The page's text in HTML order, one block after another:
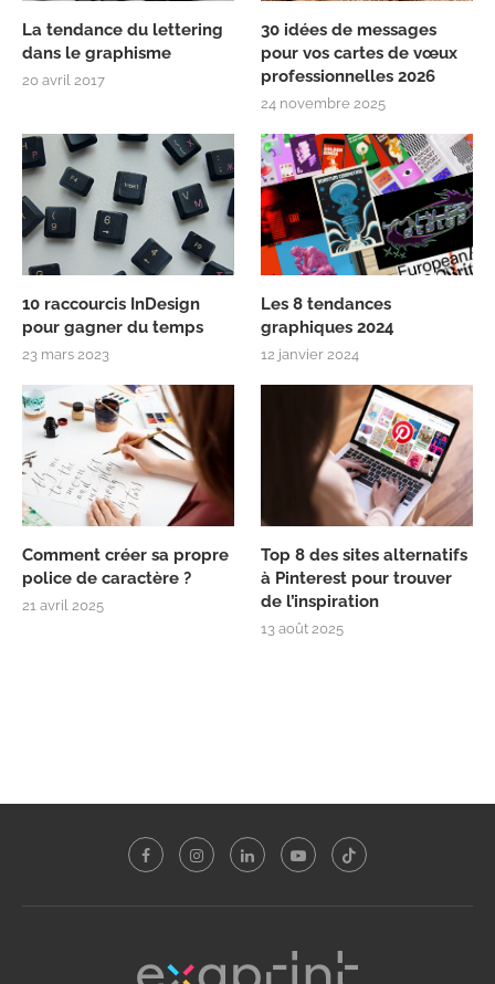
La tendance du lettering
dans le graphisme
20 avril 2017
30 idées de messages
pour vos cartes de vœux
professionnelles 2026
24 novembre 2025
10 raccourcis InDesign
pour gagner du temps
23 mars 2023
Les 8 tendances
graphiques 2024
12 janvier 2024
Comment créer sa propre
police de caractère ?
21 avril 2025
Top 8 des sites alternatifs
à Pinterest pour trouver
de l’inspiration
13 août 2025